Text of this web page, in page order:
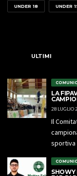
UNDER 18 UNDER
ULTIMI
LA
28 LUGLIO
Il
sportiva
SHOWY